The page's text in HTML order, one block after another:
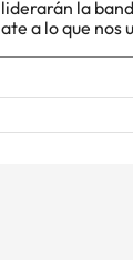
la
a lo que nos